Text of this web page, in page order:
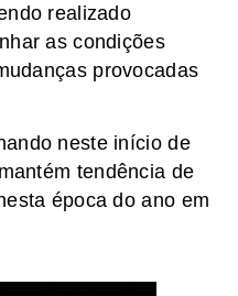
realizado
as condições
provocadas
neste início de
tendência de
época do ano em